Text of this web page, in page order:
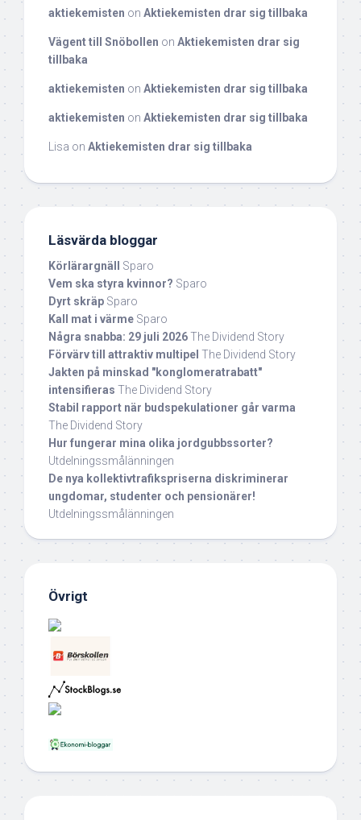
aktiekemisten on Aktiekemisten drar sig tillbaka
Vägent till Snöbollen on Aktiekemisten drar sig
tillbaka
aktiekemisten on Aktiekemisten drar sig tillbaka
aktiekemisten on Aktiekemisten drar sig tillbaka
Lisa on Aktiekemisten drar sig tillbaka
Läsvärda bloggar
Körlärargnäll
Sparo
Vem ska styra kvinnor? Sparo
Dyrt skräp Sparo
Kall mat i värme Sparo
Några snabba: 29 juli 2026The Dividend Story
Förvärv till attraktiv multipel The Dividend Story
Jakten på minskad "konglomeratrabatt"
intensifieras The Dividend Story
Stabil rapport när budspekulationer går varma
The Dividend Story
Hur fungerar mina olika jordgubbssorter?
Utdelningssmålänningen
De nya kollektivtrafikspriserna diskriminerar
ungdomar, studenter och pensionärer!
Utdelningssmålänningen
Övrigt